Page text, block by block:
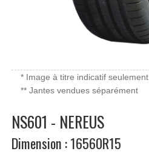
* Image à titre indicatif seulement
** Jantes vendues séparément
NS601 - NEREUS
Dimension : 16560R15